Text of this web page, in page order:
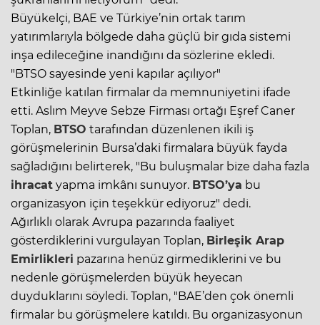
Büyükelçi, BAE ve Türkiye’nin ortak tarım
yatırımlarıyla bölgede daha güçlü bir gıda sistemi
inşa edileceğine inandığını da sözlerine ekledi.
"BTSO sayesinde yeni kapılar açılıyor"
Etkinliğe katılan firmalar da memnuniyetini ifade
etti. Aslım Meyve Sebze Firması ortağı Eşref Caner
Toplan, BTSO tarafından düzenlenen ikili iş
görüşmelerinin Bursa’daki firmalara büyük fayda
sağladığını belirterek, "Bu buluşmalar bize daha fazla
ihracat yapma imkânı sunuyor. BTSO’ya bu
organizasyon için teşekkür ediyoruz" dedi.
Ağırlıklı olarak Avrupa pazarında faaliyet
gösterdiklerini vurgulayan Toplan, Birleşik Arap
Emirlikleri pazarına henüz girmediklerini ve bu
nedenle görüşmelerden büyük heyecan
duyduklarını söyledi. Toplan, "BAE’den çok önemli
firmalar bu görüşmelere katıldı. Bu organizasyonun